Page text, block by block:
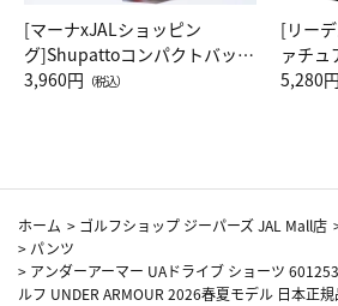
[マーナxJALショッピン
グ]Shupattoコンパクトバッグ
Drop JAL客室乗務員（LC）ス
3,960円 （税込）
[リー
ァチュ
ト（レ
5,280円
ホーム > ゴルフショップ ジーパーズ JAL Mall店
> パンツ
> アンダーアーマー UAドライブ ショーツ
ルフ UNDER ARMOUR 2026春夏モデル 日本正規